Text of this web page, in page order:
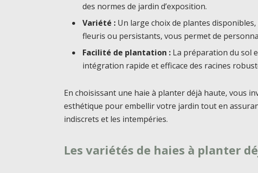
des normes de jardin d’exposition.
Variété : Un large choix de plantes
fleuris ou persistants, vous permet de
Facilité de plantation : La préparation du sol
intégration rapide et efficace des racines
En choisissant une haie à planter déjà haute, vous
esthétique pour embellir votre jardin tout en
indiscrets et les intempéries.
Les variétés de haies à planter